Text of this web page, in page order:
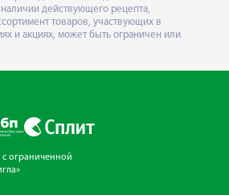
действующего рецепта,
товаров, участвующих в
и акциях, может быть ограничен или
с ограниченной